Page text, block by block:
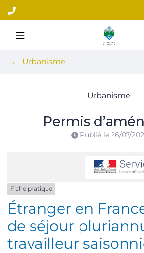
Aller
au
contenu
Site
Urbanisme
Urbanisme
Permis
Publié le 26/07/
Fiche pratique
Étranger en
de séjour
travailleur